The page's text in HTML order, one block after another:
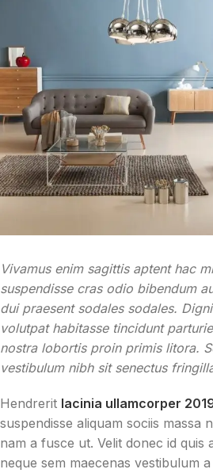
Vivamus enim sagittis aptent hac
suspendisse cras odio bibendum
dui praesent sodales sodales.
volutpat habitasse tincidunt
nostra lobortis proin primis litora.
vestibulum nibh sit senectus
Hendrerit lacinia ullamcorper
suspendisse aliquam sociis massa
nam a fusce ut. Velit donec id quis
neque sem maecenas vestibulum